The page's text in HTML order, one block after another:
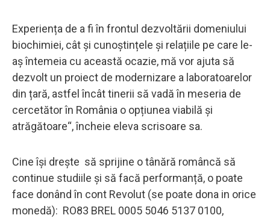
Experiența de a fi în frontul dezvoltării domeniului
biochimiei, cât și cunoștințele și relațiile pe care le-
aș întemeia cu această ocazie, mă vor ajuta să
dezvolt un proiect de modernizare a laboratoarelor
din țară, astfel încât tinerii să vadă în meseria de
cercetător în România o opțiunea viabilă și
atrăgătoare“, încheie eleva scrisoare sa.
Cine își drește să sprijine o tânără româncă să
continue studiile și să facă performanță, o poate
face donând în cont Revolut (se poate dona in orice
monedă): RO83 BREL 0005 5046 5137 0100,